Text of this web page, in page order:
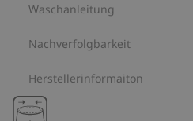
Waschanleitung
Nachverfolgbarkeit
Herstellerinformaiton